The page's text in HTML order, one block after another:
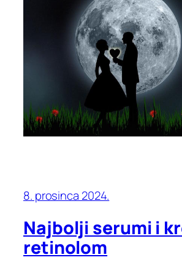
8. prosinca 2024.
Najbolji serumi i
retinolom